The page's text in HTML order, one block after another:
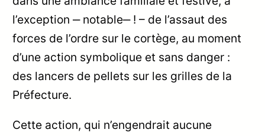
l’exception ‒ notable‒ ! – de l’assaut des
forces de l’ordre sur le cortège, au moment
d’une action symbolique et sans danger :
des lancers de pellets sur les grilles de la
Préfecture.
Cette action, qui n’engendrait aucune